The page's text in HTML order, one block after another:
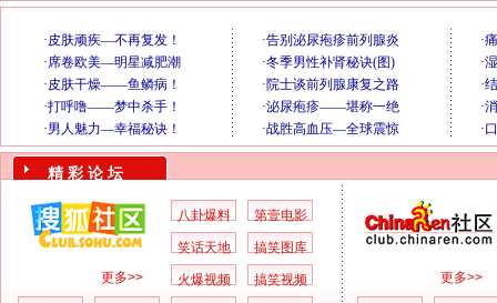
精 彩 论 坛
更多>>
八卦爆料 第壹电影
笑话天地 搞笑图库
火爆视频 搞笑视频 更多>>